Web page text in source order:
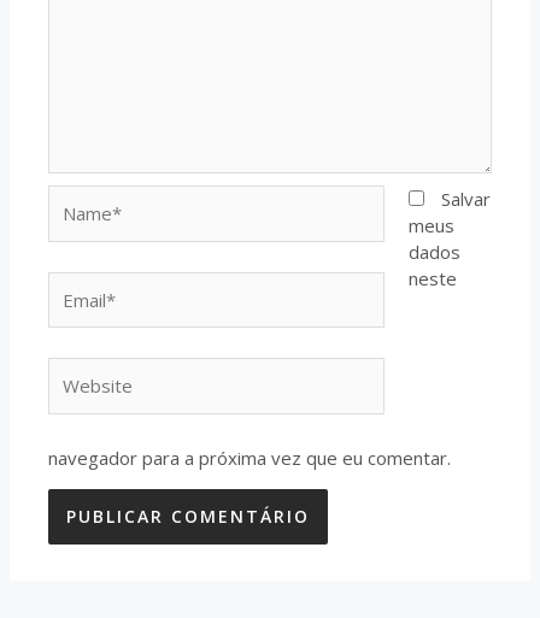
Salvar
meus
dados
neste
navegador para a próxima vez que eu comentar.